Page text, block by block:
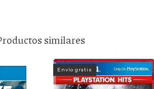
similares
Envío gratis